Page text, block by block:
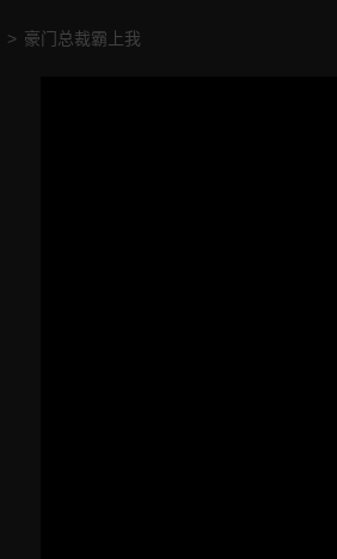
> 豪门总裁霸上我